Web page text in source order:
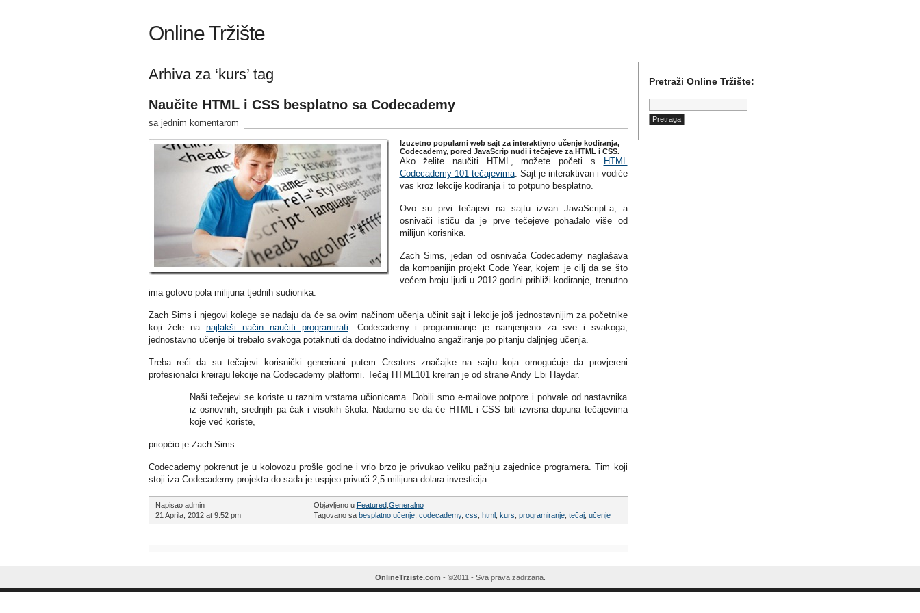
Online Tržište
Arhiva za ‘kurs’ tag
Naučite HTML i CSS besplatno sa Codecademy
sa jednim komentarom
Izuzetno popularni web sajt za interaktivno učenje kodiranja,
Codecademy, pored JavaScrip nudi i tečajeve za HTML i CSS.
Ako želite naučiti HTML, možete početi s
HTML
Codecademy 101 tečajevima. Sajt je interaktivan i vodiće
vas kroz lekcije kodiranja i to potpuno besplatno.
Ovo su prvi tečajevi na sajtu izvan JavaScript-a, a
osnivači ističu da je prve tečejeve pohađalo više od
milijun korisnika.
Zach Sims, jedan od osnivača Codecademy naglašava
da kompanijin projekt Code Year, kojem je cilj da se što
većem broju ljudi u 2012 godini približi kodiranje, trenutno
ima gotovo pola milijuna tjednih sudionika.
Zach Sims i njegovi kolege se nadaju da će sa ovim načinom učenja učinit sajt i lekcije još jednostavnijim za početnike
koji žele nanajlakši način naučiti programirati. Codecademy i programiranje je namjenjeno za sve i svakoga,
jednostavno učenje bi trebalo svakoga potaknuti da dodatno individualno angažiranje po pitanju daljnjeg učenja.
Treba reći da su tečajevi korisnički generirani putem Creators značajke na sajtu koja omogućuje da provjereni
profesionalci kreiraju lekcije na Codecademy platformi. Tečaj HTML101 kreiran je od strane Andy Ebi Haydar.
Naši tečejevi se koriste u raznim vrstama učionicama. Dobili smo e-mailove potpore i pohvale od nastavnika
iz osnovnih, srednjih pa čak i visokih škola. Nadamo se da će HTML i CSS biti izvrsna dopuna tečajevima
koje već koriste,
priopćio je Zach Sims.
Codecademy pokrenut je u kolovozu prošle godine i vrlo brzo je privukao veliku pažnju zajednice programera. Tim koji
stoji iza Codecademy projekta do sada je uspjeo privući 2,5 milijuna dolara investicija.
Napisao admin
21 Aprila, 2012 at 9:52 pm
Objavljeno u Featured, Generalno
Tagovano sa besplatno učenje, codecademy, css html, kurs programiranje, tečaj, učenje
Pretraži Online Tržište:
Pretraga:
OnlineTrziste.com - ©2011 - Sva prava zadrzana.